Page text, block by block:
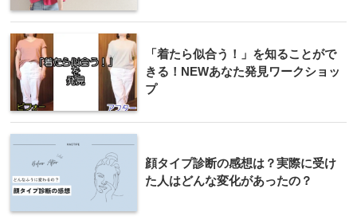
「着たら似合う！」を知ることがで
きる！NEWあなた発見ワークショッ
プ
顔タイプ診断の感想は？実際に受け
た人はどんな変化があったの？